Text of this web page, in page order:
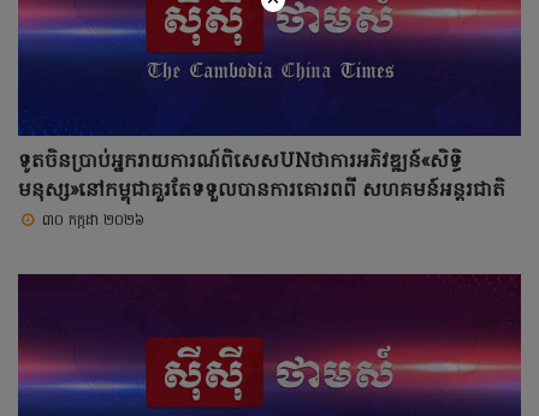
ទូតចិនប្រាប់អ្នករាយការណ៍ពិសេសUNថាការអភិវឌ្ឍន៍«សិទ្ធិ
មនុស្ស»នៅកម្ពុជាគួរតែទទួលបានការគោរពពី សហគមន៍អន្តរជាតិ
៣០ កក្កដា ២០២៦